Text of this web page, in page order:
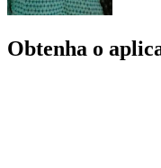
Obtenha o